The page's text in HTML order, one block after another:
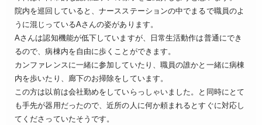
院内を巡回していると、ナースステーションの中でまるで職員のよ
うに混じっているAさんの姿があります。
Aさんは認知機能が低下していますが、日常生活動作は普通にでき
るので、病棟内を自由に歩くことができます。
カンファレンスに一緒に参加していたり、職員の誰かと一緒に病棟
内を歩いたり、廊下のお掃除をしています。
この方は以前は会社勤めをしていらっしゃいました。と同時にとて
も手先が器用だったので、近所の人に何か頼まれるとすぐに対応し
てくださっていたそうです。